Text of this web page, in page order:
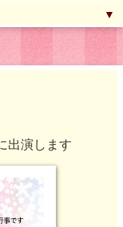
▼
出演します